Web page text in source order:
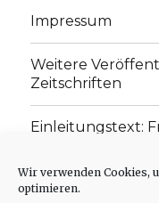
Wir verwenden Cookies,
optimieren.
Impressum
Weitere
Zeitschriften
Einleitungstext:
„schwachen